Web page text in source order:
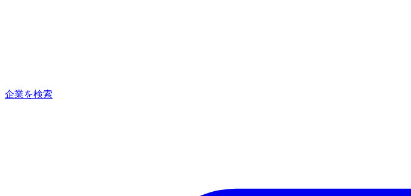
企業を検索